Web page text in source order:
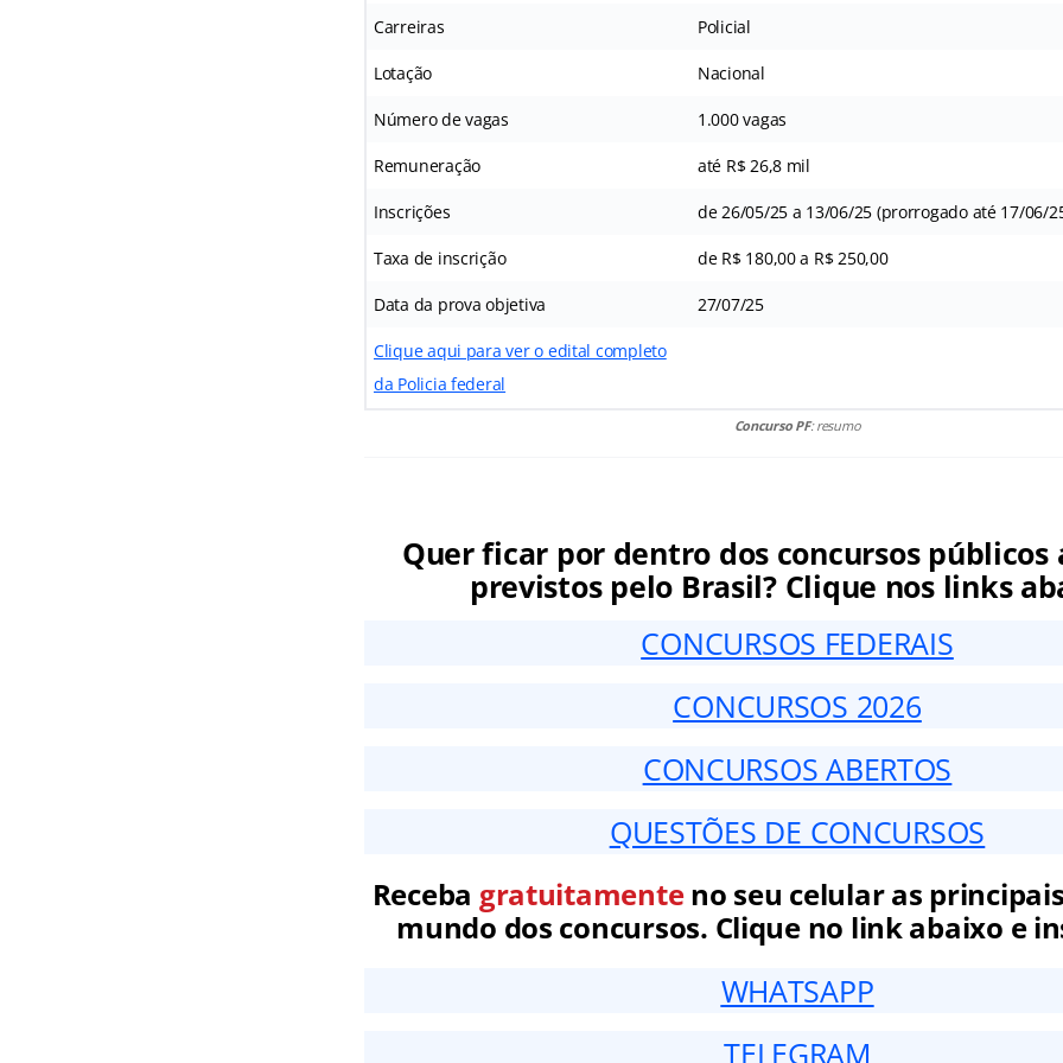
Carreiras Policial
Lotação Nacional
Número de vagas 1.000 vagas
Remuneração até R$ 26,8 mil
Inscrições de 26/05/25 a 13/06/25 (prorrogado até 17/06/
Taxa de inscrição de R$ 180,00 a R$ 250,00
Data da prova objetiva 27/07/25
Clique aqui para ver o edital completo
da Policia federal
Concurso PF: resumo
Quer ficar por dentro dos concursos públicos
previstos pelo Brasil? Clique nos links
CONCURSOS FEDERAIS
CONCURSOS 2026
CONCURSOS ABERTOS
QUESTÕES DE CONCURSOS
Receba gratuitamenteno seu celular as
mundo dos concursos. Clique no link abaixo e
WHATSAPP
TELEGRAM